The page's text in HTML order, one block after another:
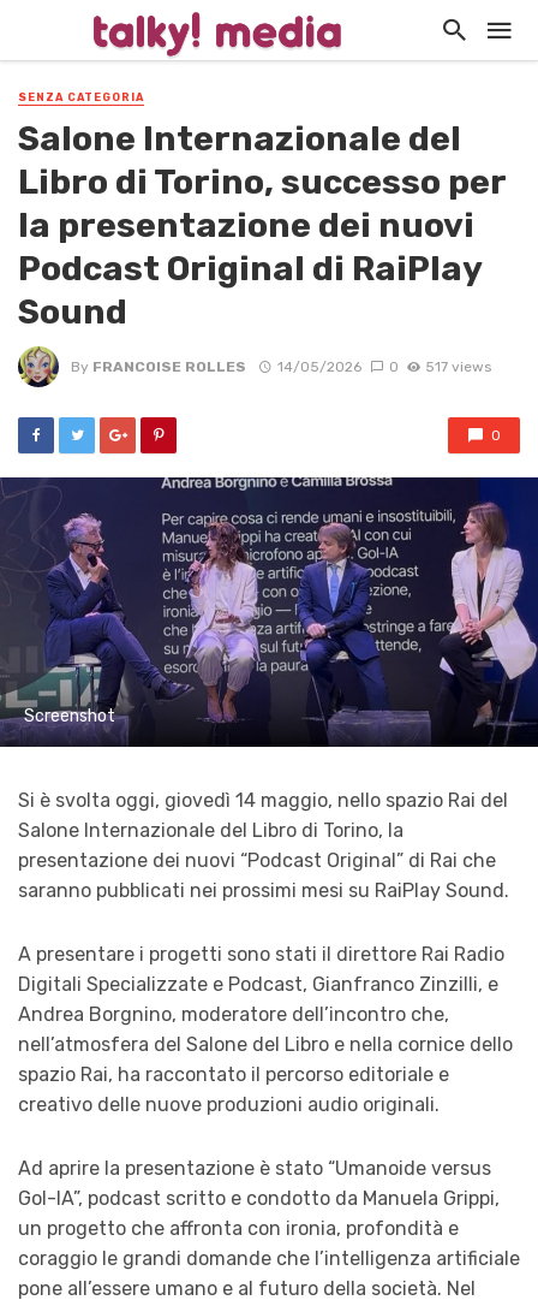
SENZA CATEGORIA
Salone Internazionale del
Libro di Torino, successo per
la presentazione dei nuovi
Podcast Original di RaiPlay
Sound
By FRANCOISE ROLLES 14/05/2026 0 517 views
0
Screenshot
Si è svolta oggi, giovedì 14 maggio, nello spazio Rai del
Salone Internazionale del Libro di Torino, la
presentazione dei nuovi “Podcast Original” di Rai che
saranno pubblicati nei prossimi mesi su RaiPlay Sound.
A presentare i progetti sono stati il direttore Rai Radio
Digitali Specializzate e Podcast, Gianfranco Zinzilli, e
Andrea Borgnino, moderatore dell’incontro che,
nell’atmosfera del Salone del Libro e nella cornice dello
spazio Rai, ha raccontato il percorso editoriale e
creativo delle nuove produzioni audio originali.
Ad aprire la presentazione è stato “Umanoide versus
Gol-IA”, podcast scritto e condotto da Manuela Grippi,
un progetto che affronta con ironia, profondità e
coraggio le grandi domande che l’intelligenza artificiale
pone all’essere umano e al futuro della società. Nel